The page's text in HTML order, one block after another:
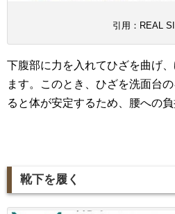
引用：REAL
下腹部に力を入れてひざを曲げ
ます。このとき、ひざを洗面台
ると体が安定するため、腰への負
靴下を履く